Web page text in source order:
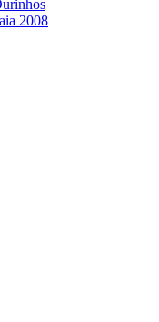
2008